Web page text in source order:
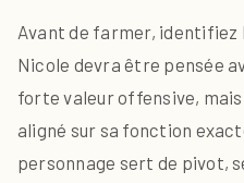
Avant de farmer, identifiez
Nicole devra être pensée
forte valeur offensive,
aligné sur sa fonction
personnage sert de pivot,